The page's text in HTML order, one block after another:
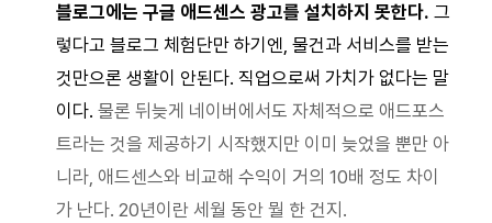
블로그에는 구글 애드센스 광고를 설치하지 못한다. 그
렇다고 블로그 체험단만 하기엔, 물건과 서비스를 받는
것만으론 생활이 안된다. 직업으로써 가치가 없다는 말
이다. 물론 뒤늦게 네이버에서도 자체적으로 애드포스
트라는 것을 제공하기 시작했지만 이미 늦었을 뿐만 아
니라, 애드센스와 비교해 수익이 거의 10배 정도 차이
가 난다. 20년이란 세월 동안 뭘 한 건지.